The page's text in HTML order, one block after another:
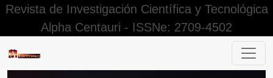
Revista de Investigación Científica y Tecnológica
Alpha Centauri - ISSNe: 2709-4502